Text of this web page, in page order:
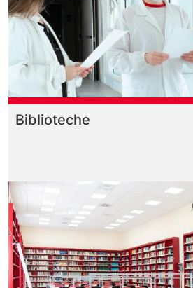
Biblioteche